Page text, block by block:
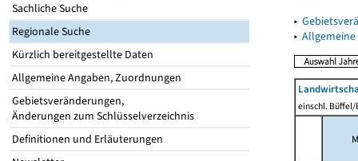
Sachliche Suche
Regionale Suche
Kürzlich bereitgestellte Daten
Allgemeine Angaben, Zuordnungen
Gebietsveränderungen,
Änderungen zum Schlüsselverzeichnis
Definitionen und Erläuterungen
▸
▸
einschl. Büffel/